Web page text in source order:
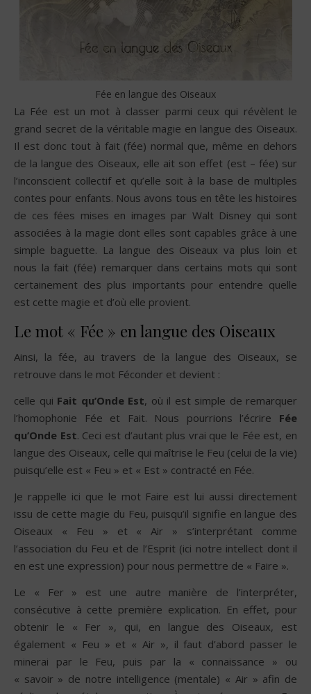
Fée en langue des Oiseaux
La Fée est un mot à classer parmi ceux qui révèlent le
grand secret de la véritable magie en langue des Oiseaux.
Il est donc tout à fait (fée) normal que, même en dehors
de la langue des Oiseaux, elle ait son effet (est – fée) sur
l’inconscient collectif et qu’elle soit à la base de multiples
contes pour enfants. Nous avons tous en tête les histoires
de ces fées mises en images par Walt Disney qui sont
associées à la magie dont elles sont capables grâce à une
simple baguette. La langue des Oiseaux va plus loin et
nous la fait (fée) remarquer dans certains mots qui sont
certainement des plus importants pour entendre quelle
est cette magie et d’où elle provient.
Le mot « Fée » en langue des Oiseaux
Ainsi, la fée, au travers de la langue des Oiseaux, se
retrouve dans le mot Féconder et devient :
celle qui Fait qu’Onde Est, où il est simple de remarquer
l’homophonie Fée et Fait. Nous pourrions l’écrire Fée
qu’Onde Est. Ceci est d’autant plus vrai que le Fée est, en
langue des Oiseaux, celle qui maîtrise le Feu (celui de la vie)
puisqu’elle est « Feu » et « Est » contracté en Fée.
Je rappelle ici que le mot Faire est lui aussi directement
issu de cette magie du Feu, puisqu’il signifie en langue des
Oiseaux « Feu » et « Air » s’interprétant comme
l’association du Feu et de l’Esprit (ici notre intellect dont il
en est une expression) pour nous permettre de « Faire ».
Le « Fer » est une autre manière de l’interpréter,
consécutive à cette première explication. En effet, pour
obtenir le « Fer », qui, en langue des Oiseaux, est
également « Feu » et « Air », il faut d’abord passer le
minerai par le Feu, puis par la « connaissance » ou
« savoir » de notre intelligence (mentale) « Air » afin de